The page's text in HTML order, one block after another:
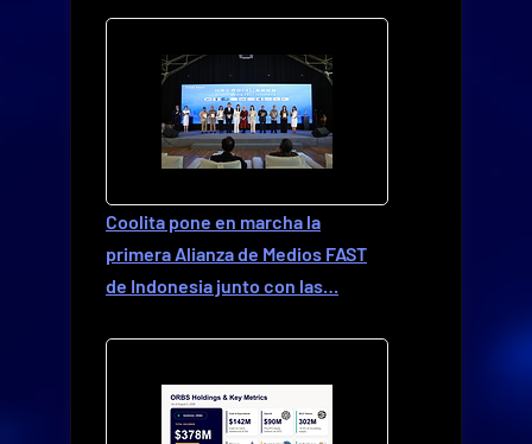
Coolita pone en marcha la
primera Alianza de Medios FAST
de Indonesia junto con las…